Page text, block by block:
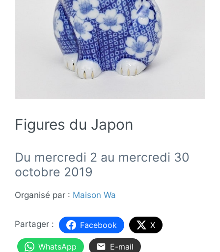
Figures du Japon
Du mercredi 2 au mercredi 30
octobre 2019
Organisé par : Maison Wa
Facebook X
WhatsApp E-mail